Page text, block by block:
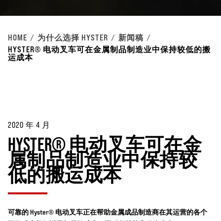
HOME 为什么选择 HYSTER
新闻稿
HYSTER® 电动叉车可在金属制品制造业中保持较低的搬
运成本
2020 年 4 月
HYSTER® 电动叉车可在金
属制品制造业中保持较
低的搬运成本
可靠的 Hyster® 电动叉车正在帮助金属成品制造商在其运营的各个